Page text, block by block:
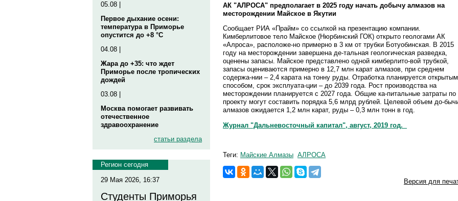
05.08 |
Первое дыхание осени:
температура в Приморье
опустится до +8 °C
04.08 |
Жара до +35: что ждет
Приморье после тропических
дождей
03.08 |
Москва помогает развивать
отечественное
здравоохранение
статьи раздела
Регион сегодня
29 Мая 2026, 16:37
Студенты Приморья
АК "АЛРОСА" предполагает в 2025 году начать добычу алмазов на
месторождении Майское в Якутии
Сообщает РИА «Прайм» со ссылкой на презентацию компании.
Кимберлитовое тело Майское (Нюрбинский ГОК) открыто геологами АК
«Алроса», расположе-но примерно в 3 км от трубки Ботуобинская. В 2015
году на месторождении завершена де-тальная геологическая разведка,
оценены запасы. Майское представлено одной кимберлито-вой трубкой,
запасы оцениваются примерно в 12,7 млн карат алмазов, при среднем
содержа-нии – 2,4 карата на тонну руды. Отработка планируется открытым
способом, срок эксплуата-ции – до 2039 года. Рост производства на
месторождении планируется с 2027 года. Общие ка-питальные затраты по
проекту могут составить порядка 5,6 млрд рублей. Целевой объем до-
алмазов ожидается 1,2 млн карат, руды – 0,3 млн тонн в год.
Журнал "Дальневосточный капитал", август, 2019 год.
Теги: Майские Алмазы АЛРОСА
Версия для